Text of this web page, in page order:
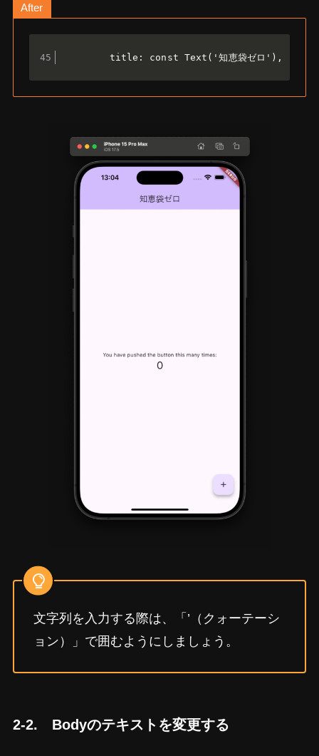
After
        title: const Text('知恵袋ゼロ'),
文字列を入力する際は、「’（クォーテーシ
ョン）」で囲むようにしましょう。
2-2. Bodyのテキストを変更する